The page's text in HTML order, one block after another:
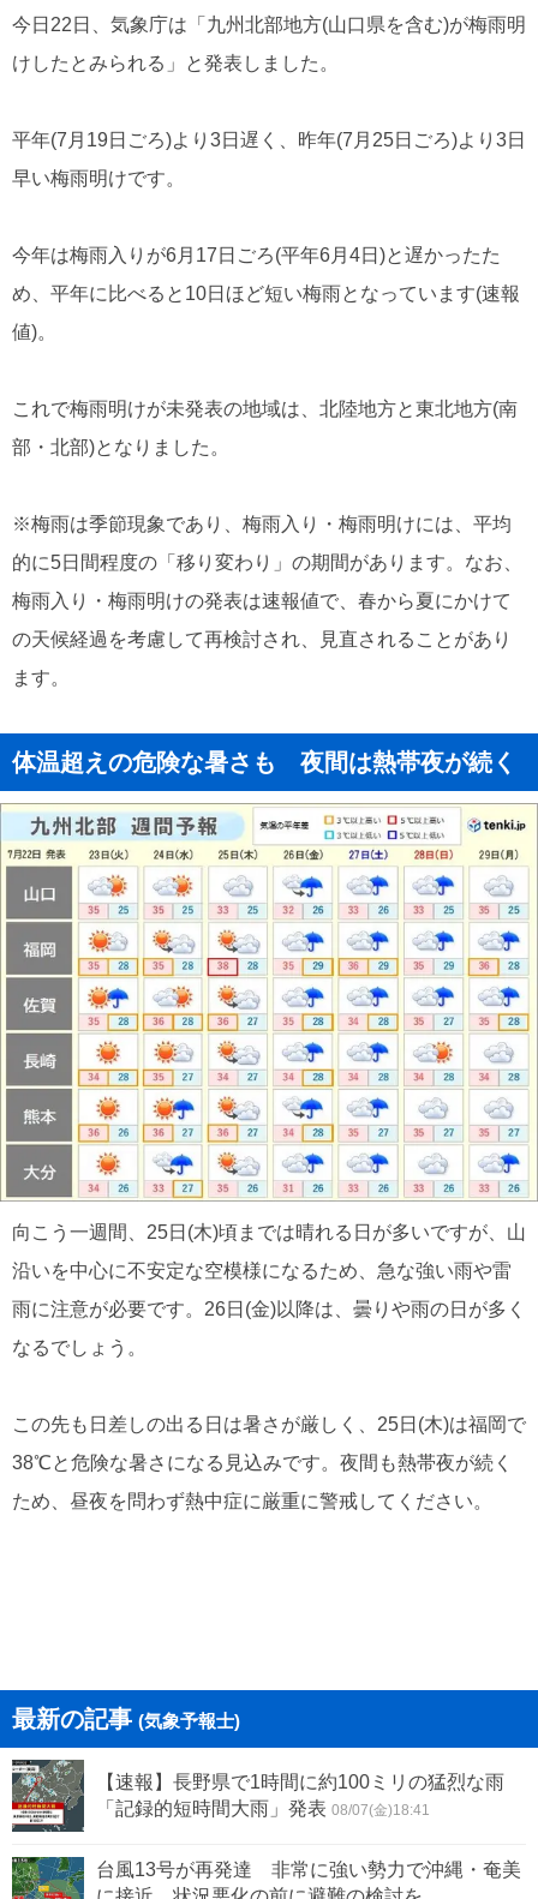
今日22日、気象庁は「九州北部地方(山口県を含む)が梅雨明
けしたとみられる」と発表しました。
平年(7月19日ごろ)より3日遅く、昨年(7月25日ごろ)より3日
早い梅雨明けです。
今年は梅雨入りが6月17日ごろ(平年6月4日)と遅かったた
め、平年に比べると10日ほど短い梅雨となっています(速報
値)。
これで梅雨明けが未発表の地域は、北陸地方と東北地方(南
部・北部)となりました。
※梅雨は季節現象であり、梅雨入り・梅雨明けには、平均
的に5日間程度の「移り変わり」の期間があります。なお、
梅雨入り・梅雨明けの発表は速報値で、春から夏にかけて
の天候経過を考慮して再検討され、見直されることがあり
ます。
体温超えの危険な暑さも 夜間は熱帯夜が続く
向こう一週間、25日(木)頃までは晴れる日が多いですが、山
沿いを中心に不安定な空模様になるため、急な強い雨や雷
雨に注意が必要です。26日(金)以降は、曇りや雨の日が多く
なるでしょう。
この先も日差しの出る日は暑さが厳しく、25日(木)は福岡で
38℃と危険な暑さになる見込みです。夜間も熱帯夜が続く
ため、昼夜を問わず熱中症に厳重に警戒してください。
最新の記事 (気象予報士)
【速報】長野県で1時間に約100ミリの猛烈な雨
「記録的短時間大雨」発表 08/07(金)18:41
台風13号が再発達 非常に強い勢力で沖縄・奄美